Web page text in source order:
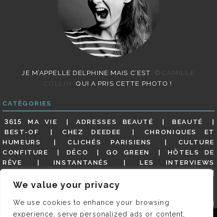
We value your privacy
We use cookies to enhance your browsing
experience, serve personalized ads or content,
JE M’APPELLE DELPHINE MAIS C’EST
©CAMILLE
COLLIN
QUI A PRIS CETTE PHOTO !
CATÉGORIES
3615 MA VIE ADRESSES BEAUTÉ
BEAUTÉ
BEST-OF
CHEZ DEEDEE
CHRONIQUES ET
HUMEURS
CLICHÉS PARISIENS
CULTURE
CONFITURE
DÉCO GO GREEN
HÔTELS DE
RÊVE
INSTANTANÉS
LES INTERVIEWS
MES ADRESSES
MODE NON CLASSÉ
GUIDE
PARIS EN PHOTOS
RESTAURANTS
REVUE DE PRESSE DÉTAILLÉE, SIOU PLAIT